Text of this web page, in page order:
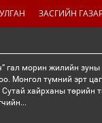
ЗАСГИЙН
гал морин жилийн
Монгол түмний эрт
Сутай хайрханы